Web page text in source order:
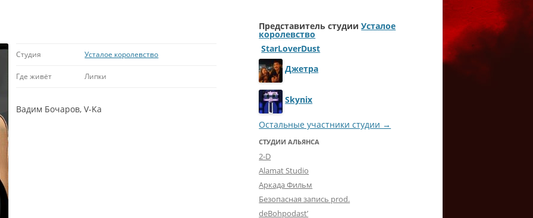
ВСТУПЛЕНИЕ В АЛЬЯНС
ИСТОРИЯ АЛЬЯНСА
Студия Усталое королевство
Где живёт Липки
Вадим Бочаров, V-Ka
Представитель студииУсталое
королевство
StarLoverDust
Джетра
Skynix
Остальные участники студии →
СТУДИИ АЛЬЯНСА
2-D
Alamat Studio
Аркада Фильм
Безопасная запись prod.
deBohpodast’